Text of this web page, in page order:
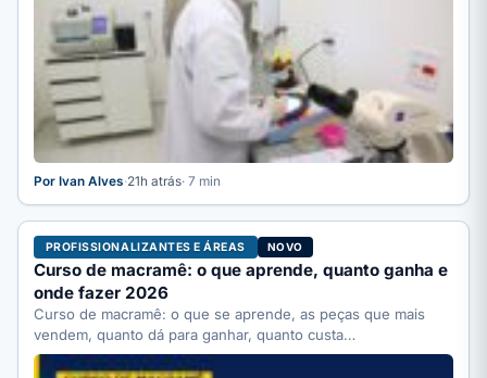
Por Ivan Alves·21h atrás· 7 min
PROFISSIONALIZANTES E ÁREAS NOVO
Curso de macramê: o que aprende, quanto ganha e
onde fazer 2026
Curso de macramê: o que se aprende, as peças que mais
vendem, quanto dá para ganhar, quanto custa…